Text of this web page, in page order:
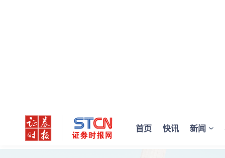
首页 快讯 新闻